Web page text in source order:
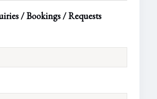
/ Bookings / Requests